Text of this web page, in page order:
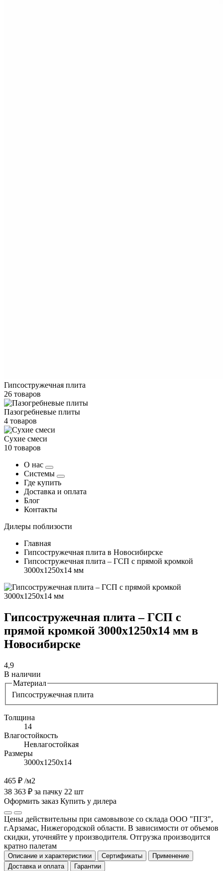
Гипсостружечная плита
26 товаров
Пазогребневые плиты
4 товаров
Сухие смеси
10 товаров
О нас
Системы
Где купить
Доставка и оплата
Блог
Контакты
Дилеры поблизости
Главная
Гипсостружечная плита в Новосибирске
Гипсостружечная плита – ГСП с прямой кромкой
3000х1250х14 мм
Гипсостружечная плита – ГСП с
прямой кромкой 3000х1250х14 мм в
Новосибирске
4,9
В наличии
Материал
Гипсостружечная плита
Толщина
14
Влагостойкость
Невлагостойкая
Размеры
3000х1250х14
465 ₽ /м2
38 363 ₽ за пачку 22 шт
Оформить заказ Купить у дилера
Цены действительны при самовывозе со склада ООО "ПГЗ",
г.Арзамас, Нижегородской области. В зависимости от объемов
скидки, уточняйте у производителя. Отгрузка производится
кратно палетам
Описание и характеристики Сертификаты
Применение
Доставка и оплата
Гарантии